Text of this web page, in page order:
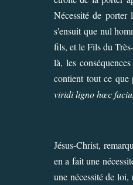
Nécessité de
s'ensuit que nul
fils, et le Fils du
là, les
contient tout ce
viridi ligno hœc
Jésus-Christ,
en a fait une
une nécessité de